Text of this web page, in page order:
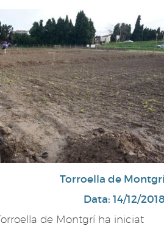
Torroella de
Data: 14/12/
de Montgrí ha iniciat